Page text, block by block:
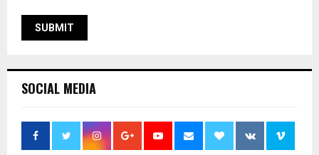
SOCIAL MEDIA